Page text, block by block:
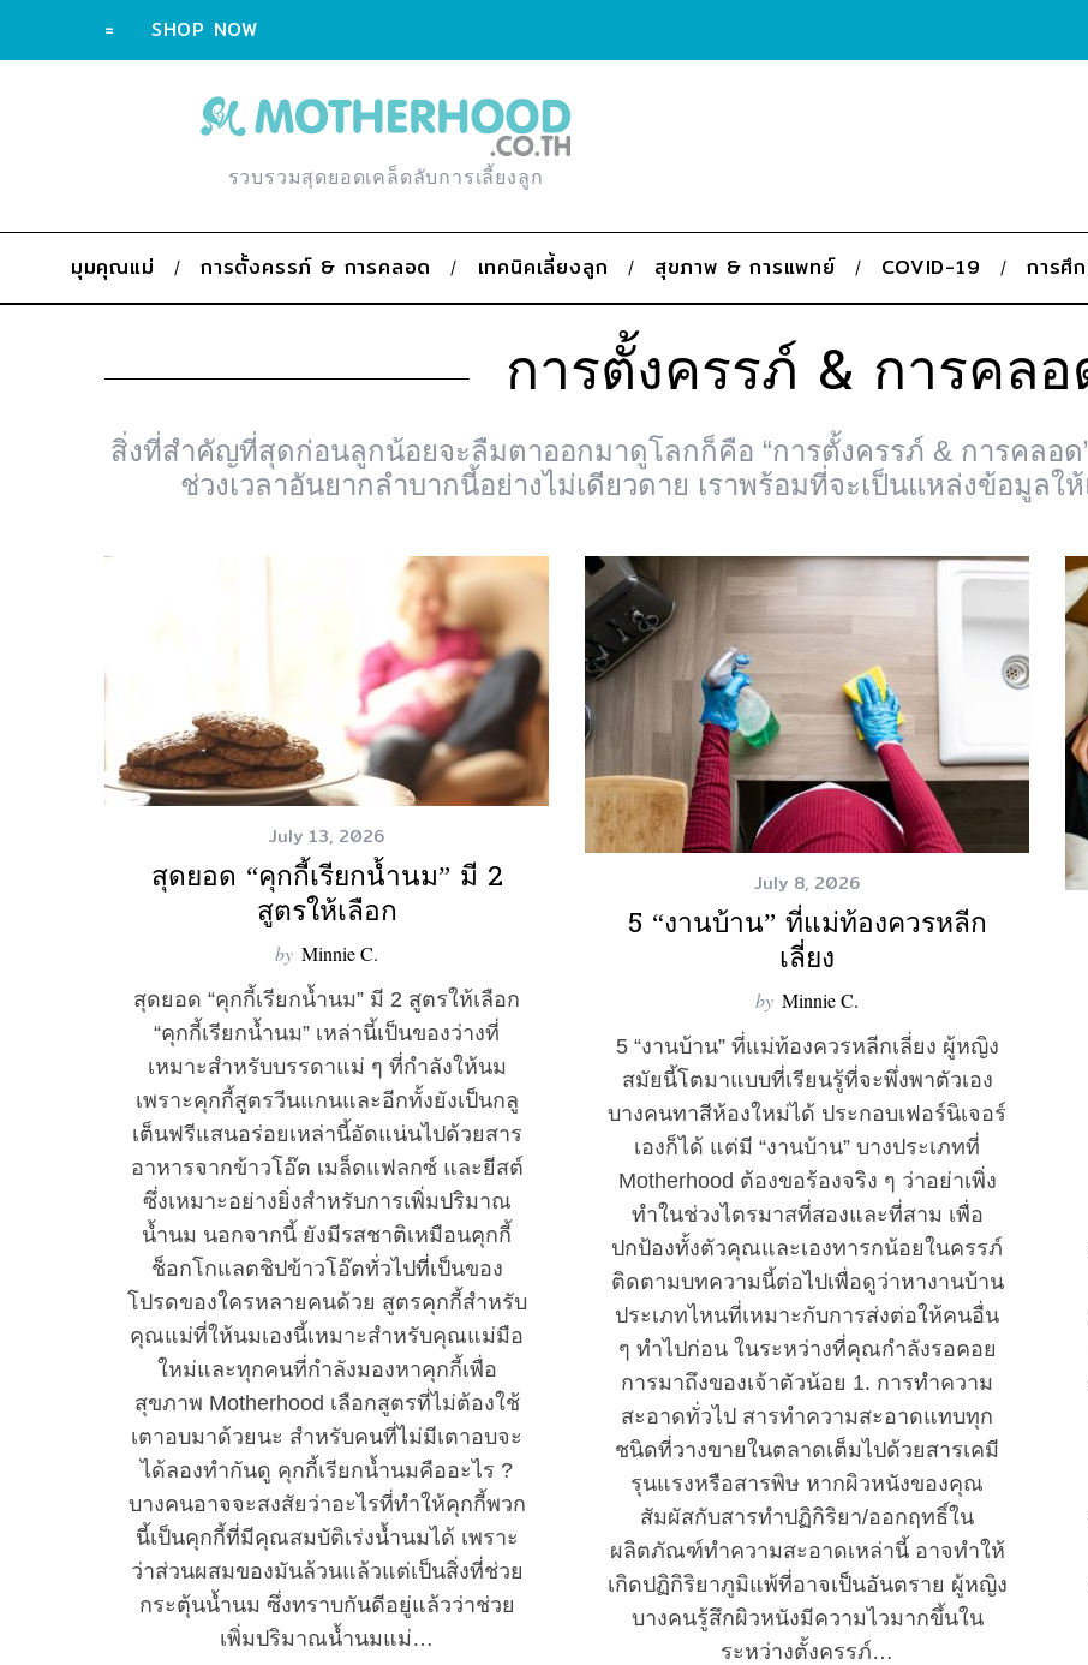
= SHOP NOW
รวบรวมสุดยอดเคล็ดลับการเลี้ยงลูก
มุมคุณแม่ การตั้งครรภ์ & การคลอด เทคนิคเลี้ยงลูก สุขภาพ & การแพทย์ COVID-19 การศึ
การตั้งครรภ์ & การคล
สิ่งที่สำคัญที่สุดก่อนลูกน้อยจะลืมตาออกมาดูโลกก็คือ “การตั้งครรภ์ & การคลอ
ช่วงเวลาอันยากลำบากนี้อย่างไม่เดียวดาย เราพร้อมที่จะเป็นแหล่งข้อมู
July 13, 2026
สุดยอด “คุกกี้เรียกน้ำนม” มี 2
สูตรให้เลือก
by Minnie C.
สุดยอด “คุกกี้เรียกน้ำนม” มี 2 สูตรให้เลือก
“คุกกี้เรียกน้ำนม” เหล่านี้เป็นของว่างที่
เหมาะสำหรับบรรดาแม่ ๆ ที่กำลังให้นม
เพราะคุกกี้สูตรวีนแกนและอีกทั้งยังเป็นกลู
เต็นฟรีแสนอร่อยเหล่านี้อัดแน่นไปด้วยสาร
อาหารจากข้าวโอ๊ต เมล็ดแฟลกซ์ และยีสต์
ซึ่งเหมาะอย่างยิ่งสำหรับการเพิ่มปริมาณ
น้ำนม นอกจากนี้ ยังมีรสชาติเหมือนคุกกี้
ช็อกโกแลตชิปข้าวโอ๊ตทั่วไปที่เป็นของ
โปรดของใครหลายคนด้วย สูตรคุกกี้สำหรับ
คุณแม่ที่ให้นมเองนี้เหมาะสำหรับคุณแม่มือ
ใหม่และทุกคนที่กำลังมองหาคุกกี้เพื่อ
สุขภาพ Motherhood เลือกสูตรที่ไม่ต้องใช้
เตาอบมาด้วยนะ สำหรับคนที่ไม่มีเตาอบจะ
ได้ลองทำกันดู คุกกี้เรียกน้ำนมคืออะไร ?
บางคนอาจจะสงสัยว่าอะไรที่ทำให้คุกกี้พวก
นี้เป็นคุกกี้ที่มีคุณสมบัติเร่งน้ำนมได้ เพราะ
ว่าส่วนผสมของมันล้วนแล้วแต่เป็นสิ่งที่ช่วย
กระตุ้นน้ำนม ซึ่งทราบกันดีอยู่แล้วว่าช่วย
เพิ่มปริมาณน้ำนมแม่…
July 8, 2026
5 “งานบ้าน” ที่แม่ท้องควรหลีก
เลี่ยง
by Minnie C.
5 “งานบ้าน” ที่แม่ท้องควรหลีกเลี่ยง ผู้หญิง
สมัยนี้โตมาแบบที่เรียนรู้ที่จะพึ่งพาตัวเอง
บางคนทาสีห้องใหม่ได้ ประกอบเฟอร์นิเจอร์
เองก็ได้ แต่มี “งานบ้าน” บางประเภทที่
Motherhood ต้องขอร้องจริง ๆ ว่าอย่าเพิ่ง
ทำในช่วงไตรมาสที่สองและที่สาม เพื่อ
ปกป้องทั้งตัวคุณและเองทารกน้อยในครรภ์
ติดตามบทความนี้ต่อไปเพื่อดูว่าหางานบ้าน
ประเภทไหนที่เหมาะกับการส่งต่อให้คนอื่น
ๆ ทำไปก่อน ในระหว่างที่คุณกำลังรอคอย
การมาถึงของเจ้าตัวน้อย 1. การทำความ
สะอาดทั่วไป สารทำความสะอาดแทบทุก
ชนิดที่วางขายในตลาดเต็มไปด้วยสารเคมี
รุนแรงหรือสารพิษ หากผิวหนังของคุณ
สัมผัสกับสารทำปฏิกิริยา/ออกฤทธิ์ใน
ผลิตภัณฑ์ทำความสะอาดเหล่านี้ อาจทำให้
เกิดปฏิกิริยาภูมิแพ้ที่อาจเป็นอันตราย ผู้หญิง
บางคนรู้สึกผิวหนังมีความไวมากขึ้นใน
ระหว่างตั้งครรภ์…